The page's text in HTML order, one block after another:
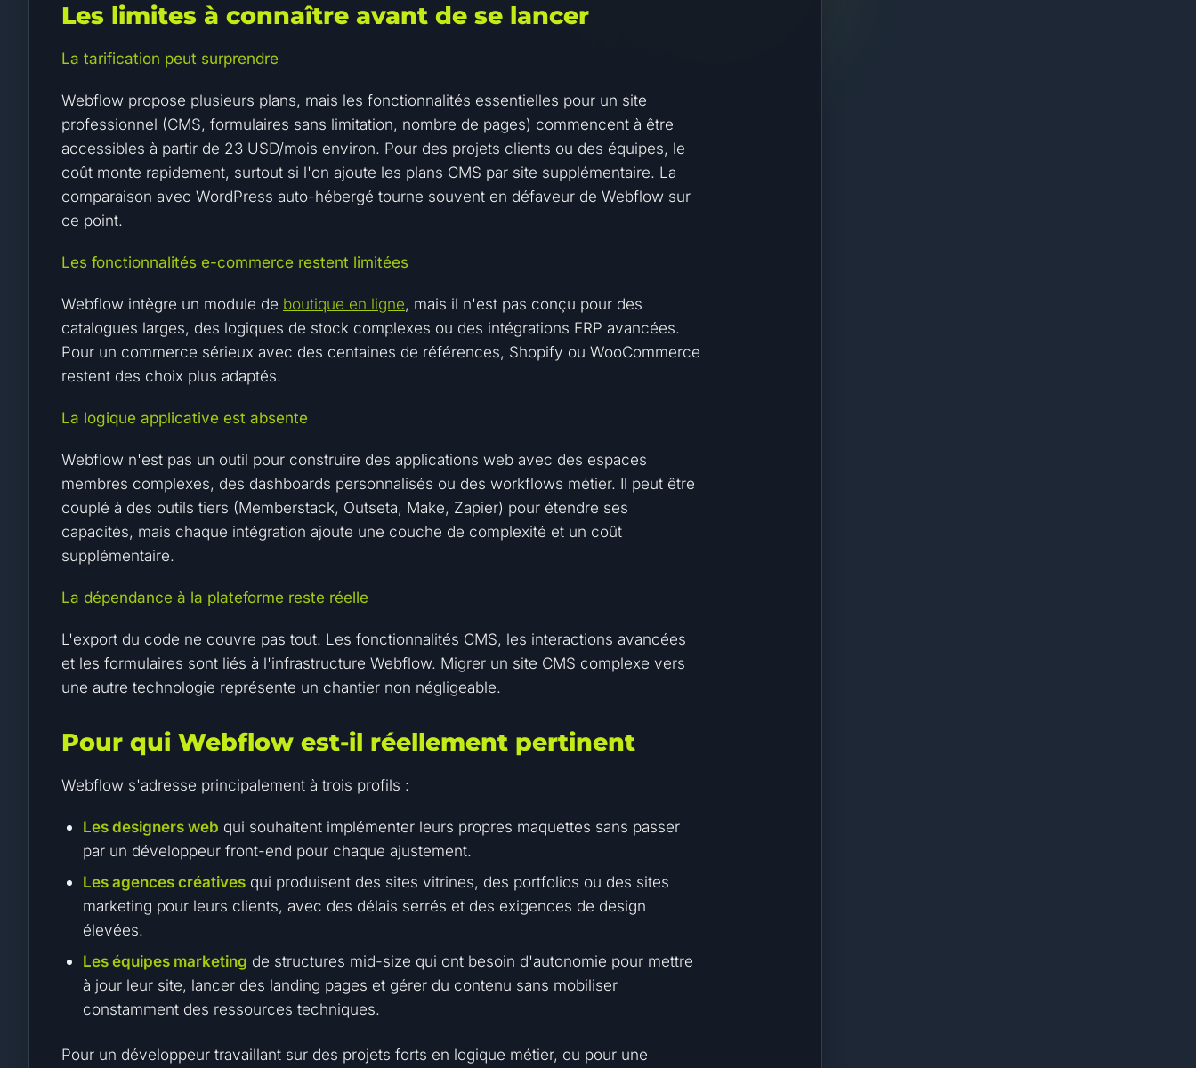
Les limites à connaître avant de se lancer
La tarification peut surprendre
Webflow propose plusieurs plans, mais les fonctionnalités essentielles pour un site
professionnel (CMS, formulaires sans limitation, nombre de pages) commencent à être
accessibles à partir de 23 USD/mois environ. Pour des projets clients ou des équipes, le
coût monte rapidement, surtout si l'on ajoute les plans CMS par site supplémentaire. La
comparaison avec WordPress auto-hébergé tourne souvent en défaveur de Webflow sur
ce point.
Les fonctionnalités e-commerce restent limitées
Webflow intègre un module de boutique en ligne, mais il n'est pas conçu pour des
catalogues larges, des logiques de stock complexes ou des intégrations ERP avancées.
Pour un commerce sérieux avec des centaines de références, Shopify ou WooCommerce
restent des choix plus adaptés.
La logique applicative est absente
Webflow n'est pas un outil pour construire des applications web avec des espaces
membres complexes, des dashboards personnalisés ou des workflows métier. Il peut être
couplé à des outils tiers (Memberstack, Outseta, Make, Zapier) pour étendre ses
capacités, mais chaque intégration ajoute une couche de complexité et un coût
supplémentaire.
La dépendance à la plateforme reste réelle
L'export du code ne couvre pas tout. Les fonctionnalités CMS, les interactions avancées
et les formulaires sont liés à l'infrastructure Webflow. Migrer un site CMS complexe vers
une autre technologie représente un chantier non négligeable.
Pour qui Webflow est-il réellement pertinent
Webflow s'adresse principalement à trois profils :
Les designers web qui souhaitent implémenter leurs propres maquettes sans passer
par un développeur front-end pour chaque ajustement.
Les agences créatives qui produisent des sites vitrines, des portfolios ou des sites
marketing pour leurs clients, avec des délais serrés et des exigences de design
élevées.
Les équipes marketing de structures mid-size qui ont besoin d'autonomie pour mettre
à jour leur site, lancer des landing pages et gérer du contenu sans mobiliser
constamment des ressources techniques.
Pour un développeur travaillant sur des projets forts en logique métier, ou pour une